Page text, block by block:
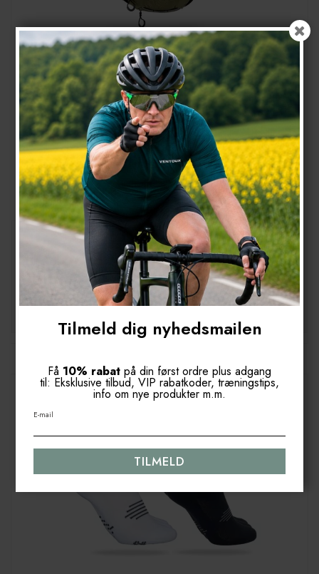
Ventoux cykelrygsæk 15 liter, khaki
Kompakt og ergonomisk rygsæk. Forberedt til væskeblære. Perfekt
til pendling og touring
499,00 DKK
399,00 DKK
Vis produkt
Tilmeld dig nyhedsmailen
Få 10% rabat på din først ordre plus adgang
til: Eksklusive tilbud, VIP rabatkoder, træningstips,
info om nye produkter m.m.
E-mail